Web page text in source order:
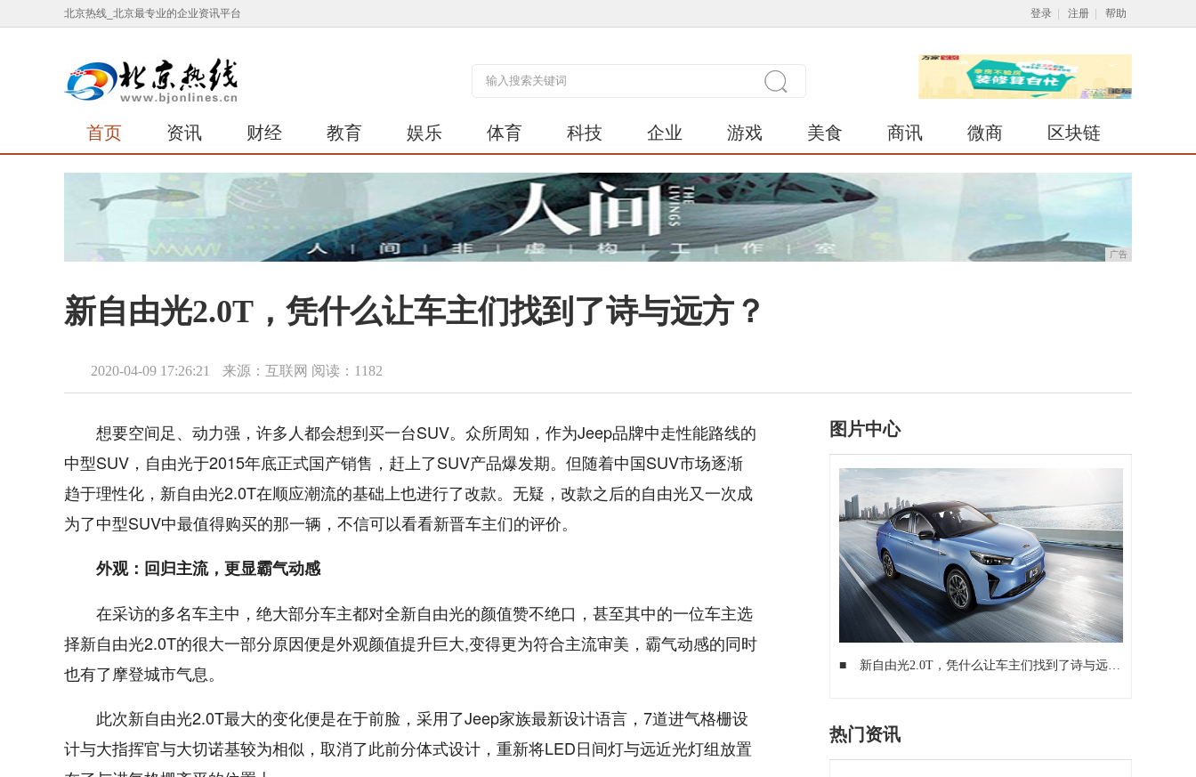
北京热线_北京最专业的企业资讯平台 登录 注册 帮助
首页 资讯 财经 教育 娱乐 体育 科技 企业 游戏 美食 商讯 微商 区块链
广告
新自由光2.0T，凭什么让车主们找到了诗与远方？
2020-04-09 17:26:21 来源：互联网 阅读：1182
想要空间足、动力强，许多人都会想到买一台SUV。众所周知，作为Jeep品牌中走性能路线的
中型SUV，自由光于2015年底正式国产销售，赶上了SUV产品爆发期。但随着中国SUV市场逐渐
趋于理性化，新自由光2.0T在顺应潮流的基础上也进行了改款。无疑，改款之后的自由光又一次成
为了中型SUV中最值得购买的那一辆，不信可以看看新晋车主们的评价。
外观：回归主流，更显霸气动感
在采访的多名车主中，绝大部分车主都对全新自由光的颜值赞不绝口，甚至其中的一位车主选
择新自由光2.0T的很大一部分原因便是外观颜值提升巨大,变得更为符合主流审美，霸气动感的同时
也有了摩登城市气息。
此次新自由光2.0T最大的变化便是在于前脸，采用了Jeep家族最新设计语言，7道进气格栅设
计与大指挥官与大切诺基较为相似，取消了此前分体式设计，重新将LED日间灯与远近光灯组放置
图片中心
■ 新自由光2.0T，凭什么让车主们找到了诗与远方？
热门资讯